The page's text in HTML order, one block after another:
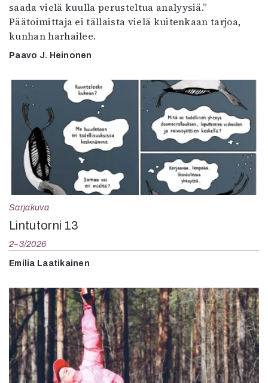
saada vielä kuulla perusteltua analyysiä.”
Päätoimittaja ei tällaista vielä kuitenkaan tarjoa,
kunhan harhailee.
Paavo J. Heinonen
Sarjakuva
Lintutorni 13
2–3/2026
Emilia Laatikainen